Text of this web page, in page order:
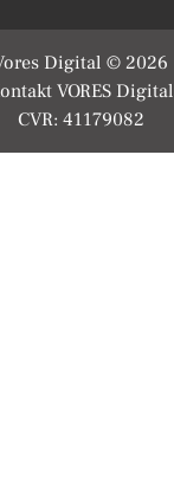
Digital © 2026
VORES Digital
CVR: 41179082